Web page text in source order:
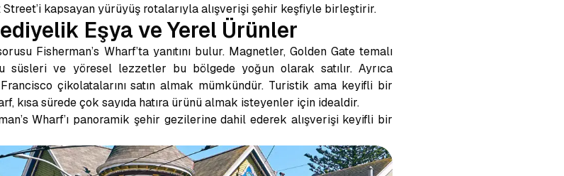
kapsayan yürüyüş rotalarıyla alışverişi şehir keşfiyle birleştirir.
Eşya ve Yerel Ürünler
Fisherman’s Wharf’ta yanıtını bulur. Magnetler, Golden Gate temalı
süsleri ve yöresel lezzetler bu bölgede yoğun olarak satılır. Ayrıca
çikolatalarını satın almak mümkündür. Turistik ama keyifli bir
kısa sürede çok sayıda hatıra ürünü almak isteyenler için idealdir.
Wharf’ı panoramik şehir gezilerine dahil ederek alışverişi keyifli bir